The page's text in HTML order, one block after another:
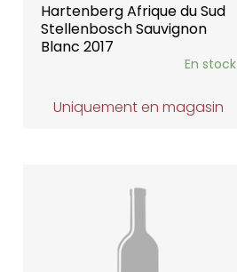
Hartenberg Afrique du Sud
Stellenbosch Sauvignon
Blanc 2017
En stock
Uniquement en magasin